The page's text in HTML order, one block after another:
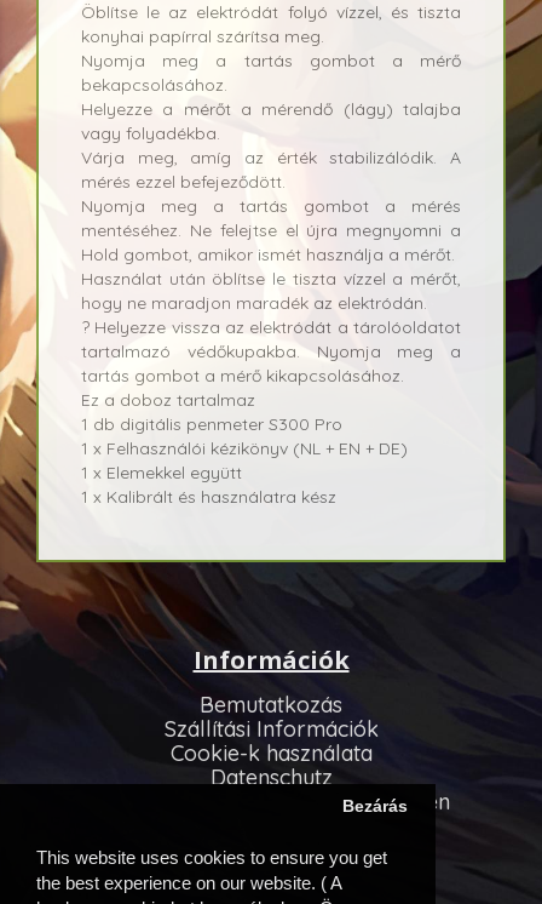
This website uses cookies to ensure you get
the best experience on our website. ( A
Bezárás
Öblítse le az elektródát folyó vízzel, és tiszta
konyhai papírral szárítsa meg.
Nyomja meg a tartás gombot a mérő
bekapcsolásához.
Helyezze a mérőt a mérendő (lágy) talajba
vagy folyadékba.
Várja meg, amíg az érték stabilizálódik. A
mérés ezzel befejeződött.
Nyomja meg a tartás gombot a mérés
mentéséhez. Ne felejtse el újra megnyomni a
Hold gombot, amikor ismét használja a mérőt.
Használat után öblítse le tiszta vízzel a mérőt,
hogy ne maradjon maradék az elektródán.
? Helyezze vissza az elektródát a tárolóoldatot
tartalmazó védőkupakba. Nyomja meg a
tartás gombot a mérő kikapcsolásához.
Ez a doboz tartalmaz
1 db digitális penmeter S300 Pro
1 x Felhasználói kézikönyv (NL + EN + DE)
1 x Elemekkel együtt
1 x Kalibrált és használatra kész
Információk
Bemutatkozás
Szállítási Információk
Cookie-k használata
Datenschutz
Allgemeinen Geschäftsbedingungen
Kapcsolatfelvétel